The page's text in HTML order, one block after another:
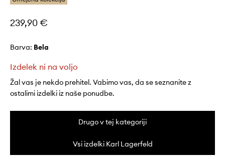
239,90 €
Barva: bela
Izdelek ni na voljo
Žal vas je nekdo prehitel. Vabimo vas, da se seznanite z
ostalimi izdelki iz naše ponudbe.
Drugo v tej kategoriji
Vsi izdelki Karl Lagerfeld